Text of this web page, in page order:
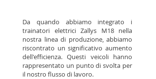
Da quando abbiamo integrato i
trainatori elettrici Zallys M18 nella
nostra linea di produzione, abbiamo
riscontrato un significativo aumento
dell'efficienza. Questi veicoli hanno
rappresentato un punto di svolta per
il nostro flusso di lavoro.